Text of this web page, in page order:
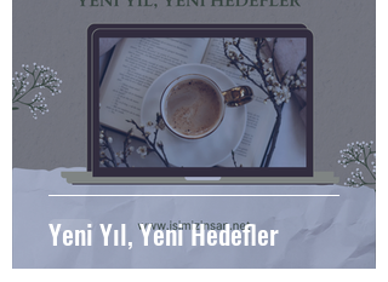
Yeni Yıl, Yeni Hedefler